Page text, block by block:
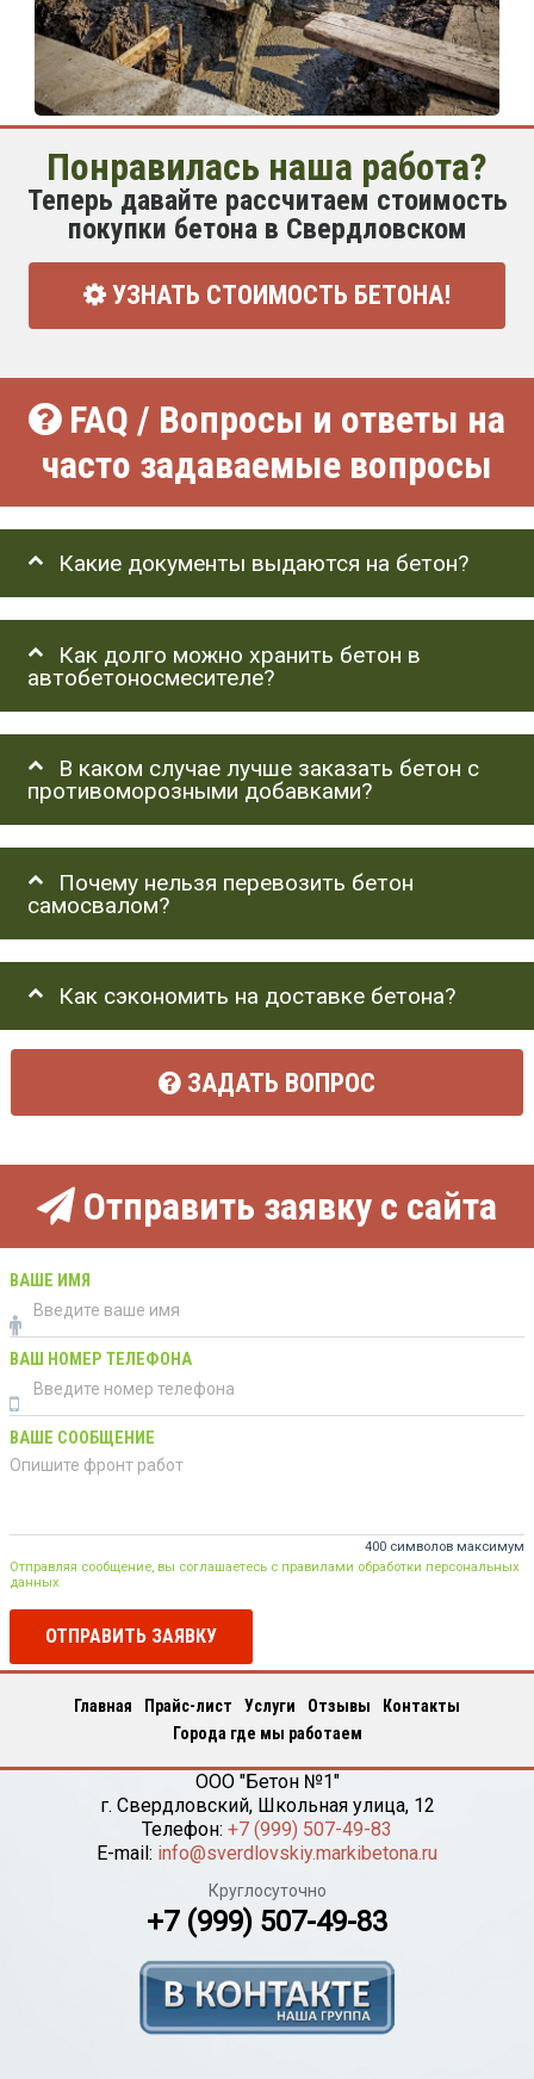
Понравилась наша работа?
Теперь давайте рассчитаем стоимость
покупки бетона в Свердловском
УЗНАТЬ СТОИМОСТЬ БЕТОНА!
FAQ / Вопросы и ответы на
часто задаваемые вопросы
Какие документы выдаются на бетон?
Как долго можно хранить бетон в
автобетоносмесителе?
В каком случае лучше заказать бетон с
противоморозными добавками?
Почему нельзя перевозить бетон
самосвалом?
Как сэкономить на доставке бетона?
ЗАДАТЬ ВОПРОС
Отправить заявку с сайта
ВАШЕ ИМЯ
ВАШ НОМЕР ТЕЛЕФОНА
ВАШЕ СООБЩЕНИЕ
400 символов максимум
Отправляя сообщение, вы соглашаетесь с правилами обработки персональных
данных
ОТПРАВИТЬ ЗАЯВКУ
Главная Прайс-лист Услуги Отзывы
Контакты
Города где мы работаем
ООО "Бетон №1"
г. Свердловский, Школьная улица, 12
Телефон: +7 (999) 507-49-83
E-mail: info@sverdlovskiy.markibetona.ru
Круглосуточно
+7 (999) 507-49-83